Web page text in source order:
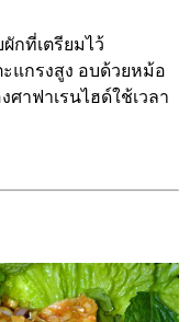
กที่เตรียมไว้
แกรงสูง อบด้วยหม้อ
าฟาเรนไฮด์ใช้เวลา